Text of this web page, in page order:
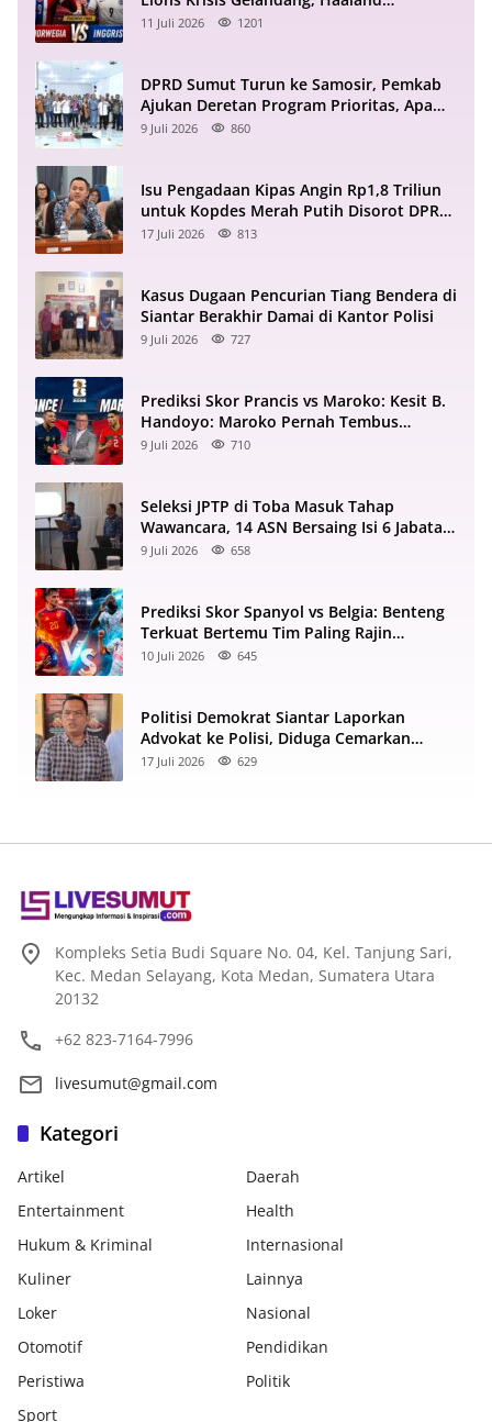
Mengintai
11 Juli 2026 1201
DPRD Sumut Turun ke Samosir, Pemkab
Ajukan Deretan Program Prioritas, Apa
Saja?
9 Juli 2026 860
Isu Pengadaan Kipas Angin Rp1,8 Triliun
untuk Kopdes Merah Putih Disorot DPR
RI
17 Juli 2026 813
Kasus Dugaan Pencurian Tiang Bendera di
Siantar Berakhir Damai di Kantor Polisi
9 Juli 2026 727
Prediksi Skor Prancis vs Maroko: Kesit B.
Handoyo: Maroko Pernah Tembus
Semifinal 2022
9 Juli 2026 710
Seleksi JPTP di Toba Masuk Tahap
Wawancara, 14 ASN Bersaing Isi 6 Jabatan
Strategis
9 Juli 2026 658
Prediksi Skor Spanyol vs Belgia: Benteng
Terkuat Bertemu Tim Paling Rajin
Menyerang
10 Juli 2026 645
Politisi Demokrat Siantar Laporkan
Advokat ke Polisi, Diduga Cemarkan
Nama Baik di Facebook
17 Juli 2026 629
Kompleks Setia Budi Square No. 04, Kel. Tanjung Sari,
Kec. Medan Selayang, Kota Medan, Sumatera Utara
20132
+62 823-7164-7996
livesumut@gmail.com
Kategori
Artikel
Daerah
Entertainment
Health
Hukum & Kriminal
Internasional
Kuliner
Lainnya
Loker
Nasional
Otomotif
Pendidikan
Peristiwa
Politik
Sport